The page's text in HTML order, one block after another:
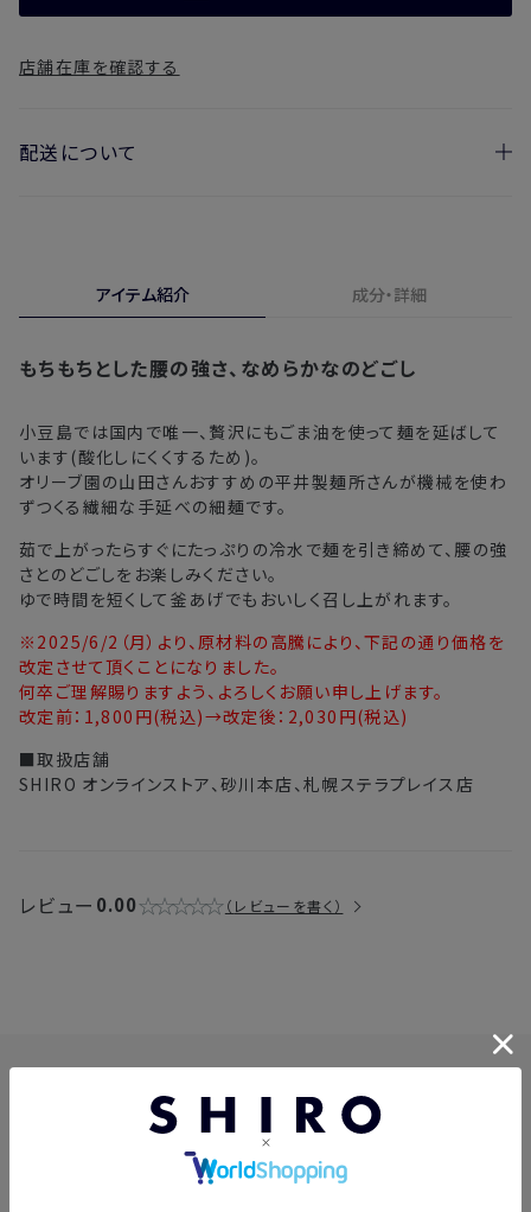
店舗在庫を確認する
配送について
・ご注文日より1週間後からお届け日指定を承っておりま
す。
※新製品（限定製品）は除きます。
注文後、お届けまでにかかる日数の目安
北海道
東北・関東・中部・関西
沖縄県・離島 5〜8日
※以下に該当する場合、上記の日程で発送できない場合がござ
います。
・複数製品購入により配送手配に時間がかかる
アイテム紹介 成分・詳細
もちもちとした腰の強さ、なめらかなのどごし
小豆島では国内で唯一、贅沢にもごま油を使って麺を延ばして
います(酸化しにくくするため)。
オリーブ園の山田さんおすすめの平井製麺所さんが機械を使わ
ずつくる繊細な手延べの細麺です。
茹で上がったらすぐにたっぷりの冷水で麺を引き締めて、腰の強
さとのどごしをお楽しみください。
ゆで時間を短くして釜あげでもおいしく召し上がれます。
※2025/6/2（月）より、原材料の高騰により、下記の通り価格を
改定させて頂くことになりました。
何卒ご理解賜りますよう、よろしくお願い申し上げます。
改定前：1,800円(税込)→改定後：2,030円(税込)
■取扱店舗
SHIRO オンラインストア、砂川本店、札幌ステラプレイス店
レビュー 0.00 レビューを書く